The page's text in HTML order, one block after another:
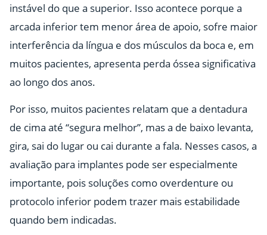
instável do que a superior. Isso acontece porque a
arcada inferior tem menor área de apoio, sofre maior
interferência da língua e dos músculos da boca e, em
muitos pacientes, apresenta perda óssea significativa
ao longo dos anos.
Por isso, muitos pacientes relatam que a dentadura
de cima até “segura melhor”, mas a de baixo levanta,
gira, sai do lugar ou cai durante a fala. Nesses casos, a
avaliação para implantes pode ser especialmente
importante, pois soluções como overdenture ou
protocolo inferior podem trazer mais estabilidade
quando bem indicadas.